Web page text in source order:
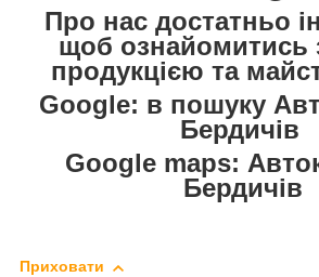
Про нас достатньо
щоб
продукцією та
Google: в пошуку
Бердичів
Google maps:
Бердичів
Приховати